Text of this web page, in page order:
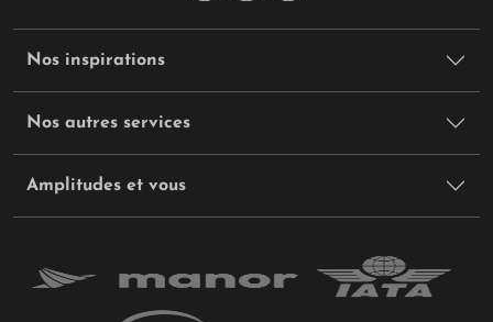
Nos inspirations
Nos autres services
Amplitudes et vous